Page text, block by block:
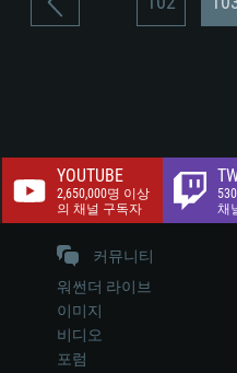
YOUTUBE
2,650,000명 이상
의 채널 구독자
채
커뮤니티
워썬더 라이브
이미지
비디오
포럼